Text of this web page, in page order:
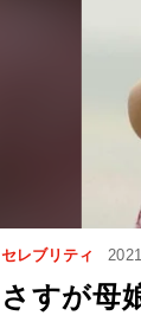
セレブリティ
さすが母